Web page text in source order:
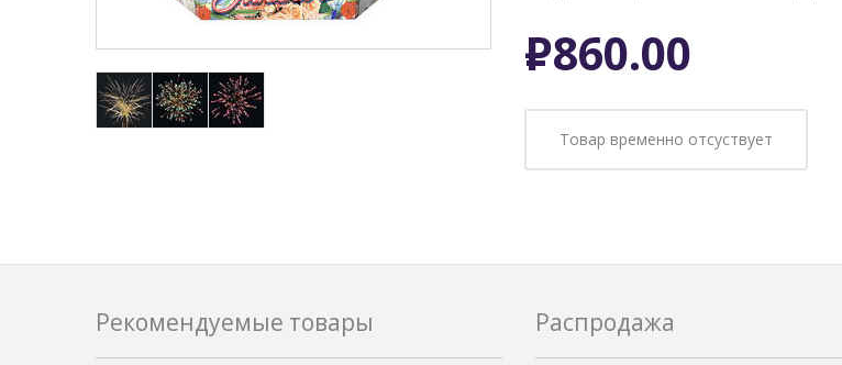
Р860.00
Товар временно отсуствует
Рекомендуемые товары Распродажа